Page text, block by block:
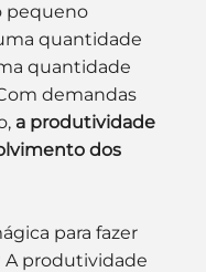
pequeno
quantidade
quantidade
demandas
a produtividade
dos
para fazer
A produtividade